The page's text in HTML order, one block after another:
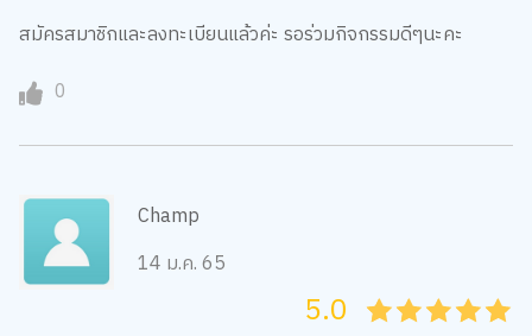
สมัครสมาชิกและลงทะเบียนแล้วค่ะ รอร่วมกิจกรรมดีๆนะคะ
0
Champ
14 ม.ค. 65
45
4
35
3
25
2
15
1
05
5.0